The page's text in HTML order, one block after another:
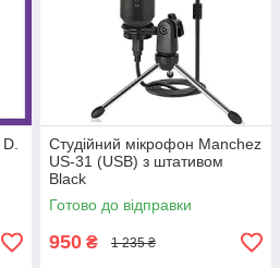
Студійний мікрофон Manchez
US-31 (USB) з штативом
Black
Готово до відправки
950 ₴ 1 235 ₴